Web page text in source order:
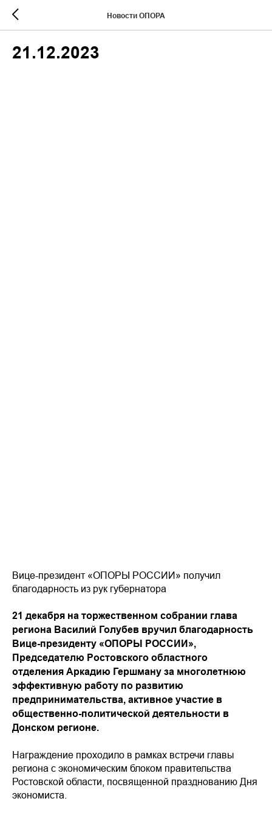
Новости ОПОРА
21.12.2023
Вице-президент «ОПОРЫ РОССИИ» получил
благодарность из рук губернатора
21 декабря на торжественном собрании глава
региона Василий Голубев вручил благодарность
Вице-президенту «ОПОРЫ РОССИИ»,
Председателю Ростовского областного
отделения Аркадию Гершману за многолетнюю
эффективную работу по развитию
предпринимательства, активное участие в
общественно-политической деятельности в
Донском регионе.
Награждение проходило в рамках встречи главы
региона с экономическим блоком правительства
Ростовской области, посвященной празднованию Дня
экономиста.